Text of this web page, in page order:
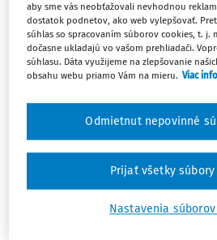
Celý odborný obsah z
dostupný
obsahu a získajte
zdarma, stačí sa len
Vďaka registrácii
vybranému
aby sme vás neobťažovali nevhodnou
dostatok podnetov, ako web vylepšovať.
súhlas so spracovaním súborov cookies, t. j.
dočasne ukladajú vo vašom prehliadači.
súhlasu. Dáta využijeme na zlepšovanie
obsahu webu priamo Vám na mieru. Viac
Nastavenia
Odmietnut nepovinné
Prijať všetky súbory